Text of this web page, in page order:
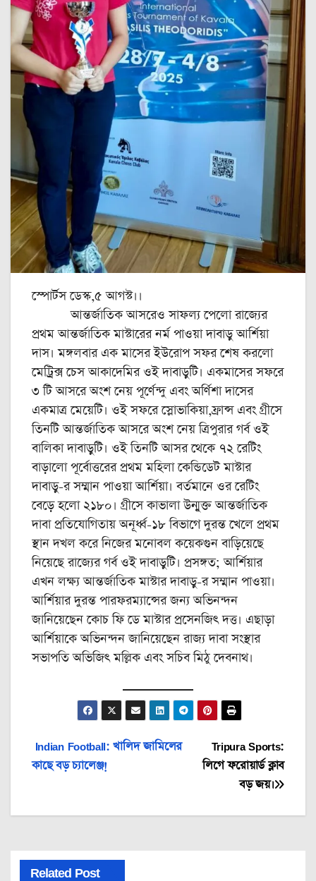
স্পোর্টস ডেস্ক,৫ আগস্ট।।
আন্তর্জাতিক আসরেও সাফল্য পেলো রাজ্যের
প্রথম আন্তর্জাতিক মাস্টারের নর্ম পাওয়া দাবাড়ু আর্শিয়া
দাস। মঙ্গলবার এক মাসের ইউরোপ সফর শেষ করলো
মেট্রিক্স চেস আকাদেমির ওই দাবাড়ুটি। একমাসের সফরে
৩ টি আসরে অংশ নেয় পূর্ণেন্দু এবং অর্ণিশা দাসের
একমাত্র মেয়েটি। ওই সফরে স্লোভাকিয়া,ফ্রান্স এবং গ্রীসে
তিনটি আন্তর্জাতিক আসরে অংশ নেয় ত্রিপুরার গর্ব ওই
বালিকা দাবাড়ুটি। ওই তিনটি আসর থেকে ৭২ রেটিং
বাড়ালো পূর্বোত্তরের প্রথম মহিলা কেন্ডিডেট মাস্টার
দাবাড়ু-‌র সম্মান পাওয়া আর্শিয়া। বর্তমানে ওর রেটিং
বেড়ে হলো ২১৮০। গ্রীসে কাভালা উন্মুক্ত আন্তর্জাতিক
দাবা প্রতিযোগিতায় অনূর্ধ্ব-‌১৮ বিভাগে দুরন্ত খেলে প্রথম
স্থান দখল করে নিজের মনোবল কয়েকগুন বাড়িয়েছে
নিয়েছে রাজ্যের গর্ব ওই দাবাড়ুটি। প্রসঙ্গত;‌ আর্শিয়ার
এখন লক্ষ্য আন্তর্জাতিক মাস্টার দাবাড়ু-‌র সম্মান পাওয়া।
আর্শিয়ার দুরন্ত পারফরম্যান্সের জন্য অভিনন্দন
জানিয়েছেন কোচ ফি ডে মাস্টার প্রসেনজিৎ দত্ত। এছাড়া
আর্শিয়াকে অভিনন্দন জানিয়েছেন রাজ্য দাবা সংস্থার
সভাপতি অভিজিৎ মল্লিক এবং সচিব মিঠু দেবনাথ।
Post
navigation
Tripura Sports:
লিগে ফরোয়ার্ড ক্লাব
বড় জয়।
Indian Football: খালিদ জামিলের
কাছে বড় চ্যালেঞ্জ!
Related Post